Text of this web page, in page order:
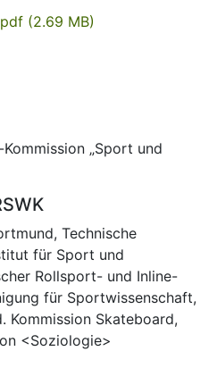
(2.69 MB)
„Sport und
, Technische
für Sport und
Rollsport- und Inline-
für Sportwissenschaft,
Kommission Skateboard,
<Soziologie>